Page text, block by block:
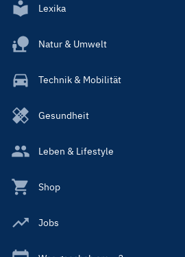
Lexika
Natur & Umwelt
Technik & Mobilität
Gesundheit
Leben & Lifestyle
Shop
Jobs